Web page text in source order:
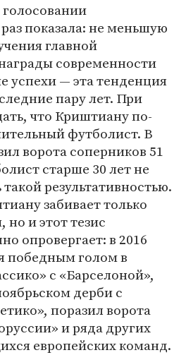
показала: не меньшую
главной
современности
успехи — эта тенденция
пару лет. При
что Криштиану по-
футболист. В
ворота соперников 51
старше 30 лет не
результативностью.
забивает только
и этот тезис
опровергает: в 2016
победным голом в
с «Барселоной»,
дерби с
поразил ворота
и ряда других
европейских команд.